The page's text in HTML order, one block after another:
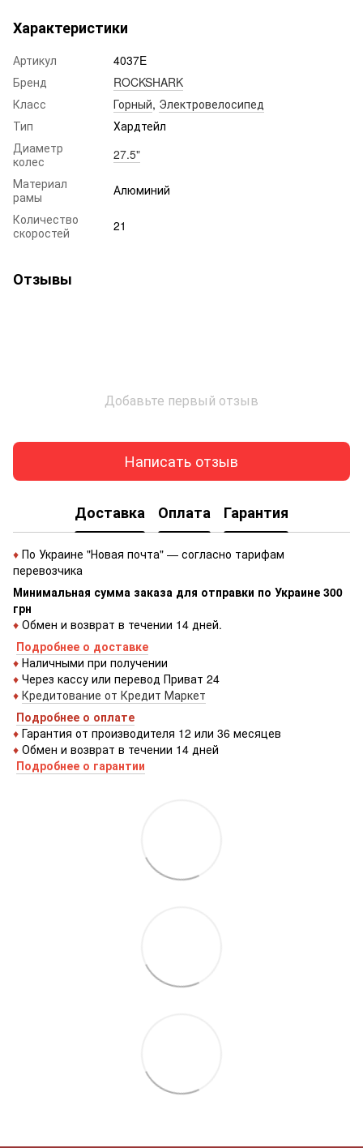
Характеристики
Артикул
4037E
Бренд
ROCKSHARK
Класс
Горный, Электровелосипед
Тип
Хардтейл
Диаметр
колес
27.5"
Материал
рамы
Алюминий
Количество
скоростей
21
Отзывы
Добавьте первый отзыв
Написать отзыв
Доставка Оплата Гарантия
♦ По Украине "Новая почта" — согласно тарифам
перевозчика
Минимальная сумма заказа для отправки по Украине 300
грн
♦ Обмен и возврат в течении 14 дней.
Подробнее о доставке
♦ Наличными при получении
♦ Через кассу или перевод Приват 24
♦ Кредитование от Кредит Маркет
Подробнее о оплате
♦ Гарантия от производителя 12 или 36 месяцев
♦ Обмен и возврат в течении 14 дней
Подробнее о гарантии